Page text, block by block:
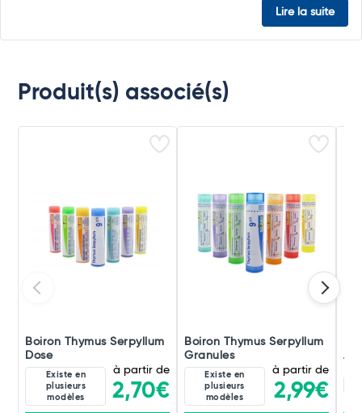
Lire la suite
Produit(s) associé(s)
Boiron Thymus Serpyllum
Dose
Existe en
plusieurs
modèles
à partir de
2,70€
Boiron Thymus Serpyllum
Granules
Existe en
plusieurs
modèles
à partir de
2,99€